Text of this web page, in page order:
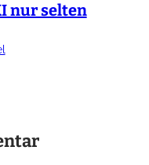
nur selten